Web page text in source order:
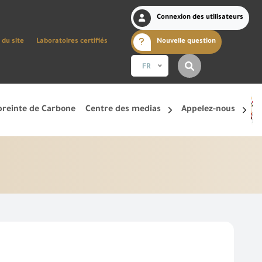
du site Laboratoires certifiés
Connexion des utilisateurs
Nouvelle question
FR
de Carbone Centre des medias Appelez-nous